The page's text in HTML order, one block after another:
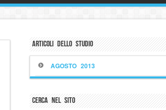
Articoli dello Studio
AGOSTO 2013
Cerca nel sito